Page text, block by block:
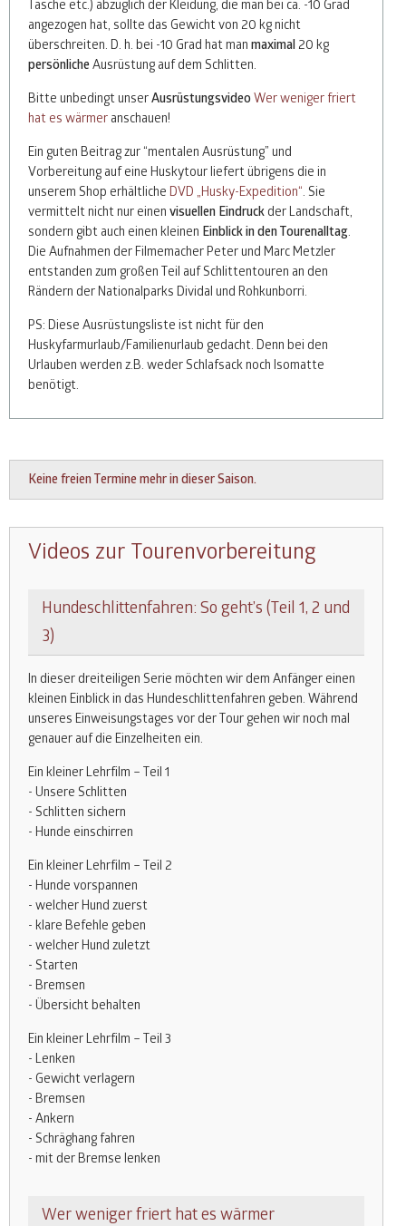
Tasche etc.) abzüglich der Kleidung, die man bei ca. -10 Grad
angezogen hat, sollte das Gewicht von 20 kg nicht
überschreiten. D. h. bei -10 Grad hat man maximal 20 kg
persönliche Ausrüstung auf dem Schlitten.
Bitte unbedingt unserAusrüstungsvideo Wer weniger friert
hat es wärmer anschauen!
Ein guten Beitrag zur “mentalen Ausrüstung” und
Vorbereitung auf eine Huskytour liefert übrigens die in
unserem Shop erhältliche DVD „Husky-Expedition“. Sie
vermittelt nicht nur einen visuellen Eindruck der Landschaft,
sondern gibt auch einen kleinen Einblick in den Tourenalltag.
Die Aufnahmen der Filmemacher Peter und Marc Metzler
entstanden zum großen Teil auf Schlittentouren an den
Rändern der Nationalparks Dividal und Rohkunborri.
PS: Diese Ausrüstungsliste ist nicht für den
Huskyfarmurlaub/Familienurlaub gedacht. Denn bei den
Urlauben werden z.B. weder Schlafsack noch Isomatte
benötigt.
Keine freien Termine mehr in dieser Saison.
Videos zur Tourenvorbereitung
Hundeschlittenfahren: So geht’s (Teil 1, 2 und
3)
In dieser dreiteiligen Serie möchten wir dem Anfänger einen
kleinen Einblick in das Hundeschlittenfahren geben. Während
unseres Einweisungstages vor der Tour gehen wir noch mal
genauer auf die Einzelheiten ein.
Ein kleiner Lehrfilm – Teil 1
- Unsere Schlitten
- Schlitten sichern
- Hunde einschirren
Ein kleiner Lehrfilm – Teil 2
- Hunde vorspannen
- welcher Hund zuerst
- klare Befehle geben
- welcher Hund zuletzt
- Starten
- Bremsen
- Übersicht behalten
Ein kleiner Lehrfilm – Teil 3
- Lenken
- Gewicht verlagern
- Bremsen
- Ankern
- Schräghang fahren
- mit der Bremse lenken
Wer weniger friert hat es wärmer